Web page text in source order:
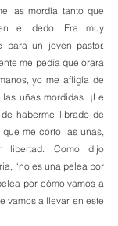
las mordía tanto que
el dedo. Era muy
para un joven pastor.
me pedía que orara
yo me afligía de
uñas mordidas. ¡Le
haberme librado de
me corto las uñas,
libertad. Como dijo
“no es una pelea por
por cómo vamos a
vamos a llevar en este